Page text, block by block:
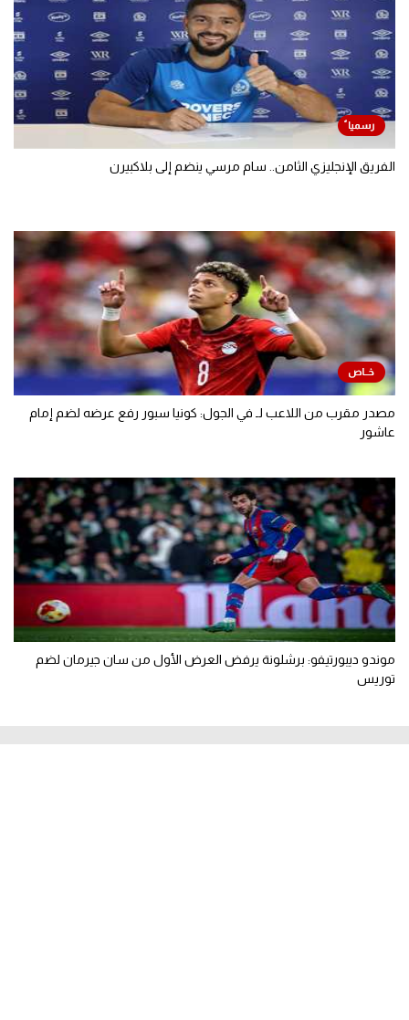
الفريق الإنجليزي الثامن.. سام مرسي ينضم إلى بلاكبيرن
مصدر مقرب من اللاعب لـ في الجول: كونيا سبور رفع عرضه لضم إمام
عاشور
موندو ديبورتيفو: برشلونة يرفض العرض الأول من سان جيرمان لضم
توريس